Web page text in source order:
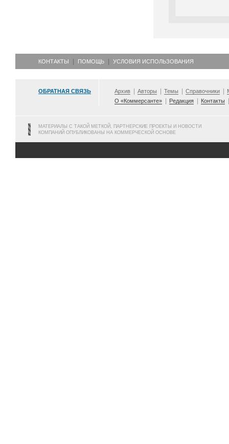
КОНТАКТЫ ПОМОЩЬ УСЛОВИЯ ИСПОЛЬЗОВАНИЯ
ОБРАТНАЯ СВЯЗЬ Архив Авторы Темы Справочники
О «Коммерсанте»
Редакция Контакты
МАТЕРИАЛЫ С ТАКОЙ МЕТКОЙ, ПАРТНЕРСКИЕ ПРОЕКТЫ И НОВОСТИ
КОМПАНИЙ ОПУБЛИКОВАНЫ НА КОММЕРЧЕСКОЙ ОСНОВЕ